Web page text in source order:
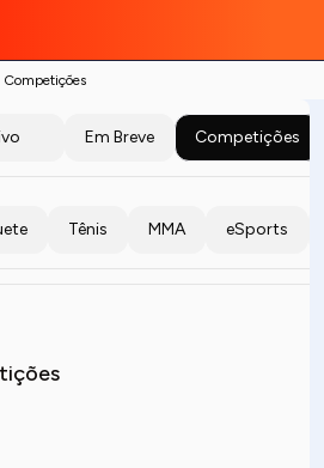
Competições
Em Breve Competições
Tênis MMA eSports